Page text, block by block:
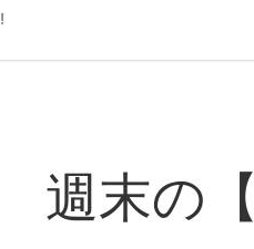
週末の